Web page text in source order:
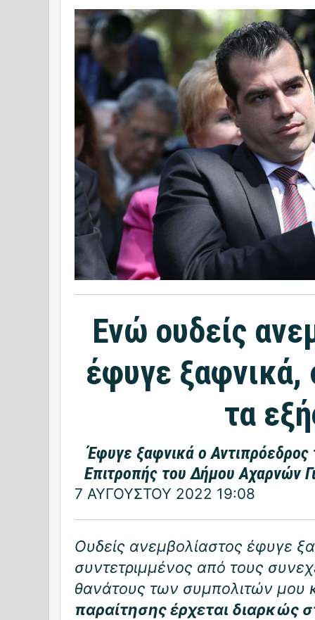
Ενώ ουδείς
έφυγε ξαφνικά,
τα
Έφυγε ξαφνικά ο Αντιπρόεδρος
Επιτροπής του Δήμου Αχαρνών
7 ΑΥΓΟΥΣΤΟΥ 2022 19:08
Ουδείς ανεμβολίαστος έφυγε
συντετριμμένος από τους
θανάτους των συμπολιτών μου
παραίτησης έρχεται διαρκώς